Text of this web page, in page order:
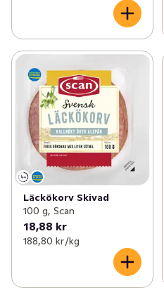
Läckökorv Skivad
100 g, Scan
18,88 kr
188,80 kr /kg